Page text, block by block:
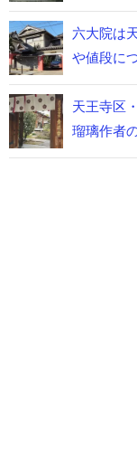
六大院は
や値段に
天王寺区
瑠璃作者